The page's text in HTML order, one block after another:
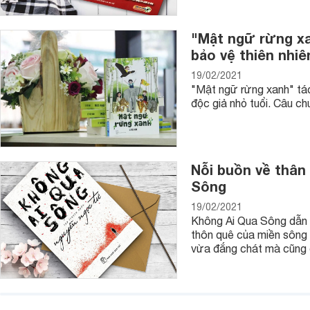
"Mật ngữ rừng
bảo vệ thiên
19/02/2021
"Mật ngữ rừng xanh"
độc giả nhỏ tuổi. Câu
Nỗi buồn về
Sông
19/02/2021
Không Ai Qua Sông
thôn quê của miền
vừa đắng chát mà